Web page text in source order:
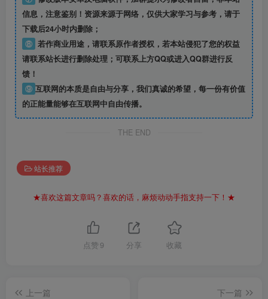
信息，注意鉴别！资源来源于网络，仅供大家学习与参考，请于
下载后24小时内删除；
⑧ 若作商业用途，请联系原作者授权，若本站侵犯了您的权益
请联系站长进行删除处理；可联系上方QQ或进入QQ群进行反
馈！
⑨ 互联网的本质是自由与分享，我们真诚的希望，每一份有价值
的正能量能够在互联网中自由传播。
THE END
站长推荐
★喜欢这篇文章吗？喜欢的话，麻烦动动手指支持一下！★
点赞 9 分享 收藏
上一篇
下一篇